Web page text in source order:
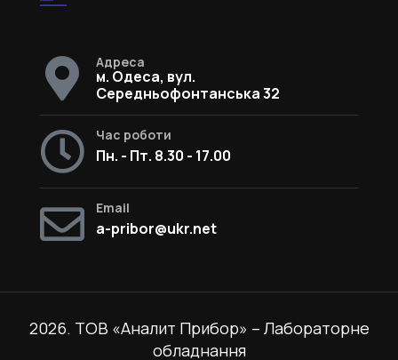
Адреса
м. Одеса, вул.
Середньофонтанська 32
Час роботи
Пн. - Пт. 8.30 - 17.00
Email
a-pribor@ukr.net
2026. ТОВ «Аналит Прибор» – Лабораторне
обладнання